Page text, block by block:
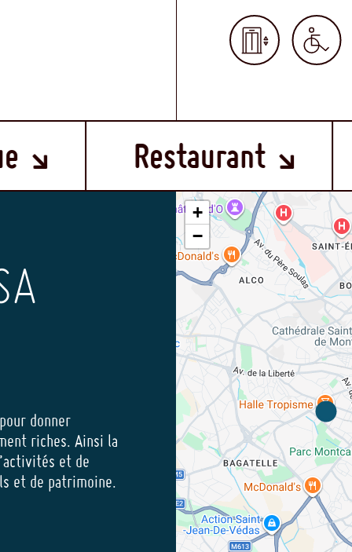
arts"
mai 2006
1809), Premier
mars 2025
Restaurant
donner
riches. Ainsi la
et de
et de patrimoine.
+
−